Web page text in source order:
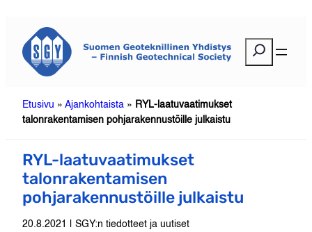
sisältöön
Etusivu » Ajankohtaista » RYL-laatuvaatimukset
talonrakentamisen pohjarakennustöille julkaistu
RYL-laatuvaatimukset
talonrakentamisen
pohjarakennustöille julkaistu
20.8.2021 | SGY:n tiedotteet ja uutiset